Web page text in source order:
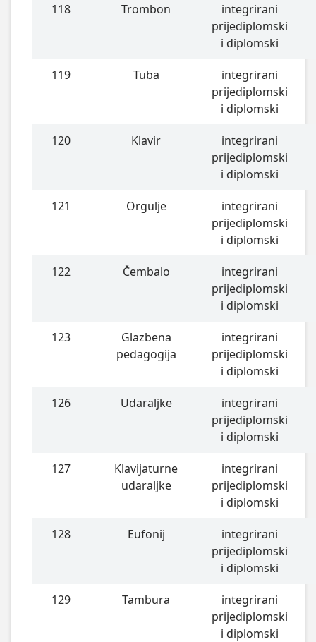
118 Trombon
integrirani
prijediplomski
i diplomski
119 Tuba
integrirani
prijediplomski
i diplomski
120 Klavir
integrirani
prijediplomski
i diplomski
121 Orgulje
integrirani
prijediplomski
i diplomski
122 Čembalo
integrirani
prijediplomski
i diplomski
123
Glazbena
pedagogija
integrirani
prijediplomski
i diplomski
126 Udaraljke
integrirani
prijediplomski
i diplomski
127
Klavijaturne
udaraljke
integrirani
prijediplomski
i diplomski
128 Eufonij
integrirani
prijediplomski
i diplomski
129 Tambura
integrirani
prijediplomski
i diplomski